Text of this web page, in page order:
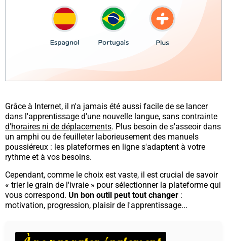
Grâce à Internet, il n'a jamais été aussi facile de se lancer
dans l'apprentissage d'une nouvelle langue, sans contrainte
d'horaires ni de déplacements. Plus besoin de s'asseoir dans
un amphi ou de feuilleter laborieusement des manuels
poussiéreux : les plateformes en ligne s'adaptent à votre
rythme et à vos besoins.
Cependant, comme le choix est vaste, il est crucial de savoir
« trier le grain de l'ivraie » pour sélectionner la plateforme qui
vous correspond. Un bon outil peut tout changer :
motivation, progression, plaisir de l'apprentissage...